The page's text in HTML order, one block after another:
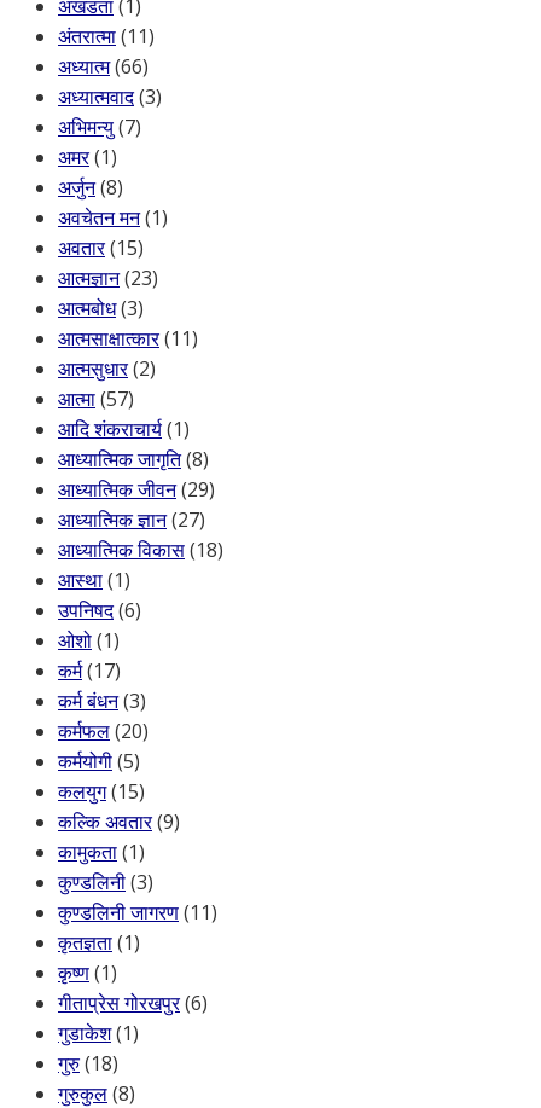
अखंडता(1)
अंतरात्मा(11)
अध्यात्म(66)
अध्यात्मवाद(3)
अभिमन्यु(7)
अमर(1)
अर्जुन(8)
अवचेतन मन(1)
अवतार(15)
आत्मज्ञान(23)
आत्मबोध(3)
आत्मसाक्षात्कार(11)
आत्मसुधार(2)
आत्मा(57)
आदि शंकराचार्य(1)
आध्यात्मिक जागृति(8)
आध्यात्मिक जीवन(29)
आध्यात्मिक ज्ञान(27)
आध्यात्मिक विकास(18)
आस्था(1)
उपनिषद(6)
ओशो(1)
कर्म(17)
कर्म बंधन(3)
कर्मफल(20)
कर्मयोगी(5)
कलयुग(15)
कल्कि अवतार(9)
कामुकता(1)
कुण्डलिनी(3)
कुण्डलिनी जागरण(11)
कृतज्ञता(1)
कृष्ण(1)
गीताप्रेस गोरखपुर(6)
गुडाकेश(1)
गुरु(18)
गुरुकुल(8)